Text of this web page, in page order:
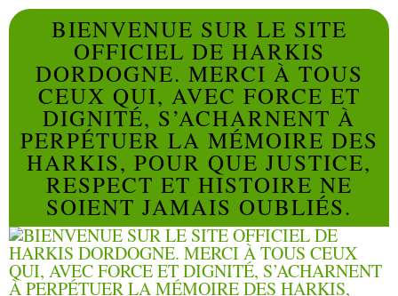
BIENVENUE SUR LE SITE
OFFICIEL DE HARKIS
DORDOGNE. MERCI À TOUS
CEUX QUI, AVEC FORCE ET
DIGNITÉ, S’ACHARNENT À
PERPÉTUER LA MÉMOIRE DES
HARKIS, POUR QUE JUSTICE,
RESPECT ET HISTOIRE NE
SOIENT JAMAIS OUBLIÉS.